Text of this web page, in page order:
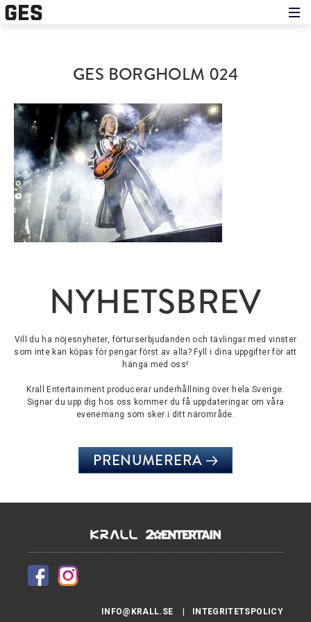
Historien om GES
Nyheter
GES BORGHOLM 024
NYHETSBREV
Vill du ha nöjesnyheter, förturserbjudanden och tävlingar med vinster
som inte kan köpas för pengar först av alla? Fyll i dina uppgifter för att
hänga med oss!
Krall Entertainment producerar underhållning över hela Sverige.
Signar du upp dig hos oss kommer du få uppdateringar om våra
evenemang som sker i ditt närområde.
PRENUMERERA
INFO@KRALL.SE INTEGRITETSPOLICY